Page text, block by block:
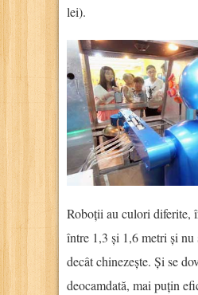
lei).
Roboții au culori diferite,
între 1,3 și 1,6 metri și nu
decât chinezește. Și se
deocamdată, mai puțin